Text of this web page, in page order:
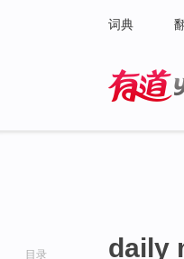
词典
目录 daily